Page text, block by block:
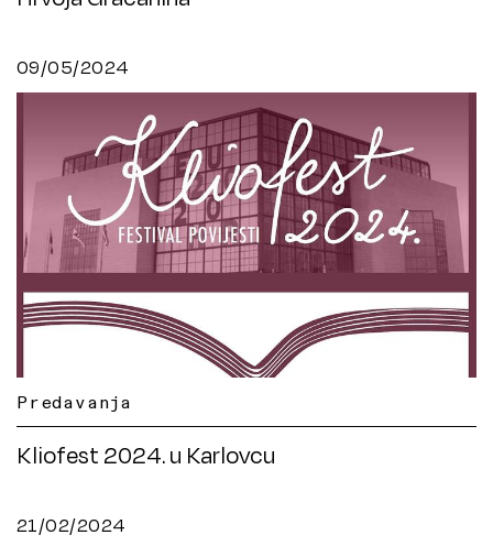
09/05/2024
Predavanja
Kliofest 2024. u Karlovcu
21/02/2024